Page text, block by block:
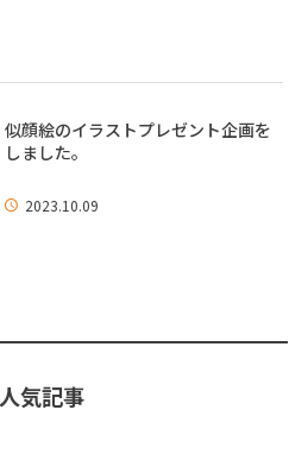
似顔絵のイラストプレゼント企画を
しました。
2023.10.09
人気記事